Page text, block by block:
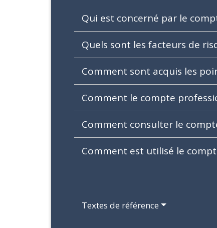
Qui est concerné par le
Quels sont les facteurs de
Comment sont acquis les
Comment le compte
Comment consulter le
Comment est utilisé le
Textes de référence